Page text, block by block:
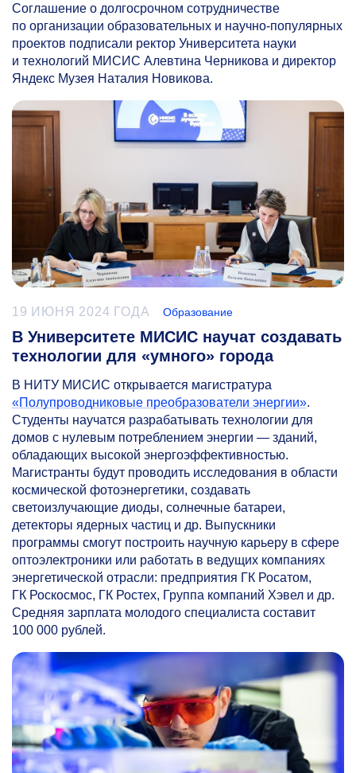
Соглашение о долгосрочном сотрудничестве
по организации образовательных и научно-популярных
проектов подписали ректор Университета науки
и технологий МИСИС Алевтина Черникова и директор
Яндекс Музея Наталия Новикова.
19 ИЮНЯ 2024 ГОДА Образование
В Университете МИСИС научат создавать
технологии для «умного» города
В НИТУ МИСИС открывается магистратура
«Полупроводниковые преобразователи энергии».
Студенты научатся разрабатывать технологии для
домов с нулевым потреблением энергии — зданий,
обладающих высокой энергоэффективностью.
Магистранты будут проводить исследования в области
космической фотоэнергетики, создавать
светоизлучающие диоды, солнечные батареи,
детекторы ядерных частиц и др. Выпускники
программы смогут построить научную карьеру в сфере
оптоэлектроники или работать в ведущих компаниях
энергетической отрасли: предприятия ГК Росатом,
ГК Роскосмос, ГК Ростех, Группа компаний Хэвел и др.
Средняя зарплата молодого специалиста составит
100 000 рублей.